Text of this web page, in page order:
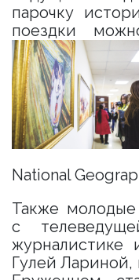
парочку
поездки
National
Также
с
журналистике
Гулей